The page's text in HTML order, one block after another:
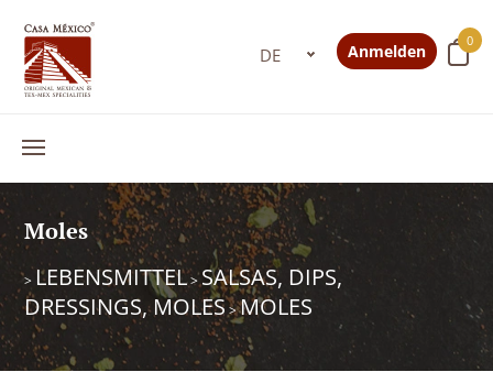
0
Anmelden
Moles
> LEBENSMITTEL>SALSAS, DIPS,
DRESSINGS, MOLES>MOLES